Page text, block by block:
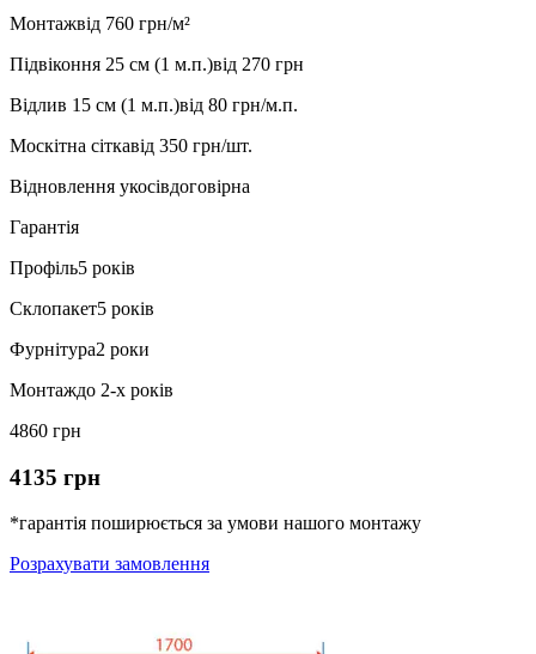
Монтажвід 760 грн/м²
Підвіконня 25 см (1 м.п.)від 270 грн
Відлив 15 см (1 м.п.)від 80 грн/м.п.
Москітна сіткавід 350 грн/шт.
Відновлення укосівдоговірна
Гарантія
Профіль5 років
Склопакет5 років
Фурнітура2 роки
Монтаждо 2-х років
4860 грн
4135 грн
*гарантія поширюється за умови нашого монтажу
Розрахувати замовлення